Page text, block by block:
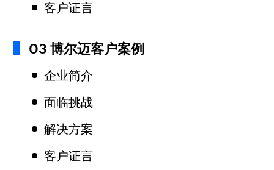
客户证言
03 博尔迈客户案例
企业简介
面临挑战
解决方案
客户证言